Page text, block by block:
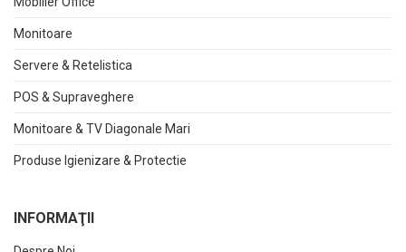
Monitoare
Servere & Retelistica
POS & Supraveghere
Monitoare & TV Diagonale Mari
Produse Igienizare & Protectie
INFORMAŢII